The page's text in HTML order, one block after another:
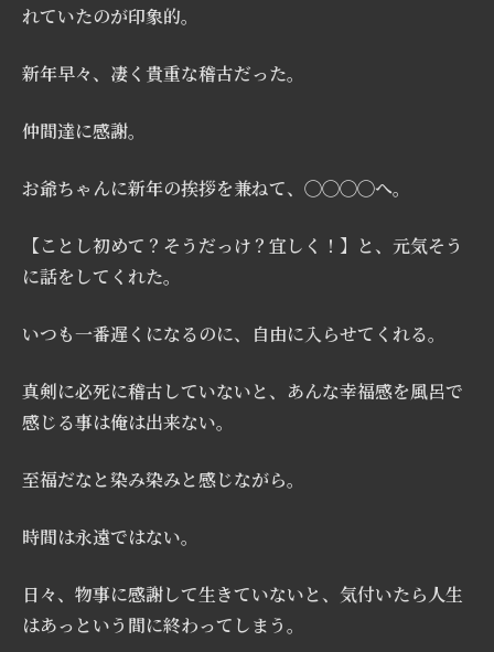
れていたのが印象的。
新年早々、凄く貴重な稽古だった。
仲間達に感謝。
お爺ちゃんに新年の挨拶を兼ねて、◯◯◯◯へ。
【ことし初めて？そうだっけ？宜しく！】と、元気そう
に話をしてくれた。
いつも一番遅くになるのに、自由に入らせてくれる。
真剣に必死に稽古していないと、あんな幸福感を風呂で
感じる事は俺は出来ない。
至福だなと染み染みと感じながら。
時間は永遠ではない。
日々、物事に感謝して生きていないと、気付いたら人生
はあっという間に終わってしまう。